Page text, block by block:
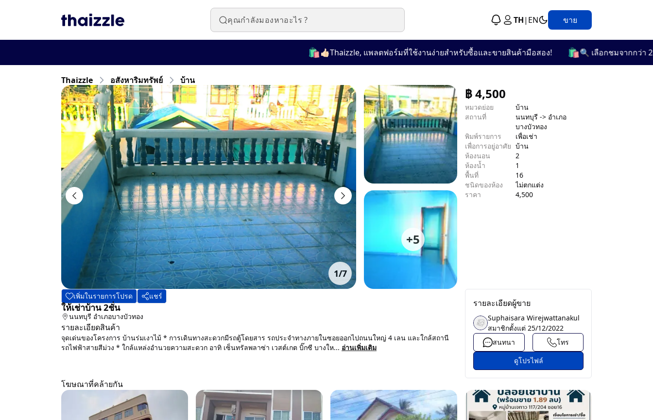
TH| EN ขาย
👍🏻Thaizzle, แพลตฟอร์มที่ใช้งานง่ายสำหรับซื้อและขายสินค้ามือสอง! 🛍️ 🔍 เลือกชมจากกว่า 25 ห
Thaizzle อสังหาริมทรัพย์ บ้าน
1/7
+5
฿4,500
หมวดย่อย
บ้าน
สถานที่
นนทบุรี -> อำเภอ
บางบัวทอง
พิมพ์รายการ
เพื่อเช่า
เพื่อการอยู่อาศัย บ้าน
ห้องนอน
2
ห้องน้ำ
1
พื้นที่
16
ชนิดของห้อง
ไม่ตกแต่ง
ราคา
4,500
เพิ่มในรายการโปรด แชร์
ให้เช่าบ้าน 2ชั่น
นนทบุรี อำเภอบางบัวทอง
รายละเอียดสินค้า
จุดเด่นของโครงการ บ้านร่มเงาไม้ * การเดินทางสะดวกมีรถตู้โดยสาร รถประจำทางภายในซอยออกไปถนนใหญ่ 4 เลน และใกล้สถานี
รถไฟฟ้าสายสีม่วง * ใกล้แหล่งอำนวยความสะดวก อาทิ เซ็นทรัลพลาซ่า เวสต์เกต บิ๊กซี บางให... อ่านเพิ่มเติม
รายละเอียดผู้ขาย
Suphaisara Wirejwattanakul
สมาชิกตั้งแต่ 25/12/2022
สนทนา
โทร
ดูโปรไฟล์
โฆษณาที่คล้ายกัน